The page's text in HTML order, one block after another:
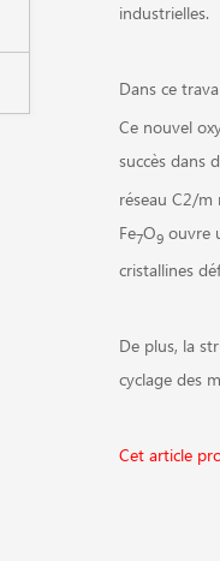
industrielles.
Dans ce
Ce nouvel
succès dans
réseau C2/m
Fe7O9 ouvre
cristallines
De plus, la
cyclage des
Cet article